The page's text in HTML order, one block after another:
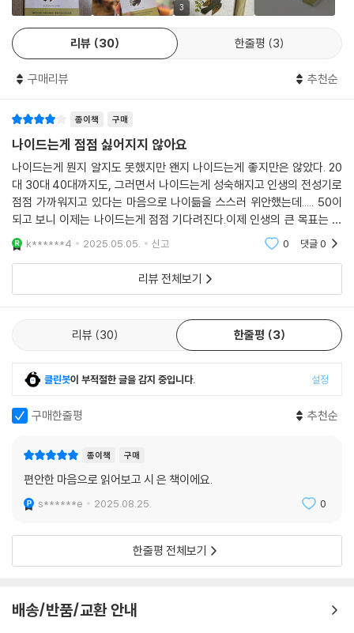
은 단순한 일상이 아니라, 저자에게 삶을 되돌아보는 깊은 사색의 시간이
된다. 자연이 주는 고요함 속에서 그는 나이 듦이 새로운 성장의 시간이 될
수 있음을 깨닫는다. 자연 안에서 많은 것을 느끼는 저자의 이야기는 독자
였다. 몇 번이나 내가 이렇게 향을 맡았을까? 또 궁금했다. 난 앞으로 이 향
을 몇 번이나 더 맡을 수 있을까? 강변의 작은 나무에 달린 무화과나 울타
리에서 따 바로 입에 집어넣던 7월의 블랙베리는 앞으로 몇 번이나 더 먹
을 수 있을까? 나는 주의를 기울여야겠다고 다짐했다. 덤불 속 검은 새들의
고음이 울려 퍼진다. 잘 들어야지. 두 덩어리의 공작고사리 사이로 거미집
공사가 한창이다. 잘 보아야지. 빨간 튤립 옆 벤치에 앉은 여든세 살인 이웃
팀이 하는 손짓은 같이 잠깐 대화를 나누자는 초대장이다. 가서 앉아야지.
세월이 흐르고 많은 사람이 흘러가는 시간의 흐름에서 빠져나와 일상의 소
란스러움에서 벗어난 지금, 우리는 함께 모여 하루를 보내는 것만으로 자
신이 누구이고 어디에 있으며 무엇을 가졌는지, 또 우리에게 무엇이 아무
당신도 머지않아 당도할 그곳에서 전하는
깊은 통찰과 지혜의 메시지
나이 드는 일은 편안하지만은 않다. 육체적인 변화와 사회적 시선이 부담
스럽게 다가올 수도 있다. 그러나 우리가 아무리 안티 에이징에 노력한다
인생 내내 내가 입히고, 먹이고, 운동시키며 돌봐온 친숙한 사이다. 그랬던
우리 몸이 지금껏 그래왔듯 자연스러운 자기 길을 따르겠다는데 거부해야
할까? 저자가 말하기를 노년은 잘 무장해야 진입할 수 있는 낯선 세계가 아
어온 몸과 자아 그대로를 지닌 채 나이가 든다. 이를 받아들이고 나면 새로
운 즐거움과 변화가 기다린다. 젊을 때는 미처 알지 못했던 감정의 깊이와
는 독자에게 나이 드는 것이 곧 새로운 가능성을 향해 나아가는 과정이며,
3
리뷰 30 한줄평 3
구매리뷰 추천순
종이책 구매
나이드는게 점점 싫어지지 않아요
나이드는게 뭔지 알지도 못했지만 왠지 나이드는게 좋지만은 않았다. 20
대 30대 40대까지도, 그러면서 나이드는게 성숙해지고 인생의 전성기로
점점 가까워지고 있다는 마음으로 나이듦을 스스러 위안했는데..... 50이
되고 보니 이제는 나이드는게 점점 기다려진다.이제 인생의 큰 목표는 없
지만 사소한 하루하루가 소중하고 지겨운게 아니라 보림차다
k******4 2025.05.05. 신고 0 댓글0
리뷰 전체보기
리뷰 30 한줄평 3
클린봇이 부적절한 글을 감지 중입니다. 설정
구매한줄평 추천순
종이책 구매
편안한 마음으로 읽어보고 시 은 책이에요.
s******e 2025.08.25. 0
한줄평 전체보기
배송/반품/교환 안내